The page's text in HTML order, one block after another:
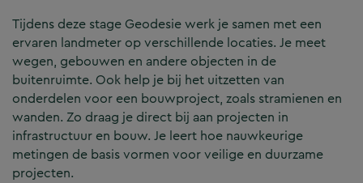
Tijdens deze stage Geodesie werk je samen met een
ervaren landmeter op verschillende locaties. Je meet
wegen, gebouwen en andere objecten in de
buitenruimte. Ook help je bij het uitzetten van
onderdelen voor een bouwproject, zoals stramienen en
wanden. Zo draag je direct bij aan projecten in
infrastructuur en bouw. Je leert hoe nauwkeurige
metingen de basis vormen voor veilige en duurzame
projecten.